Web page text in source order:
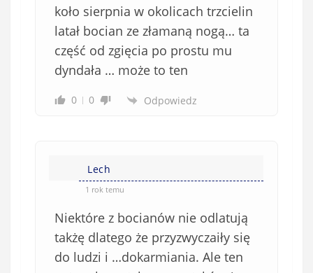
koło sierpnia w okolicach trzcielin
latał bocian ze złamaną nogą… ta
część od zgięcia po prostu mu
dyndała … może to ten
0 0 Odpowiedz
Lech
1 rok temu
Niektóre z bocianów nie odlatują
takżę dlatego że przyzwyczaiły się
do ludzi i …dokarmiania. Ale ten